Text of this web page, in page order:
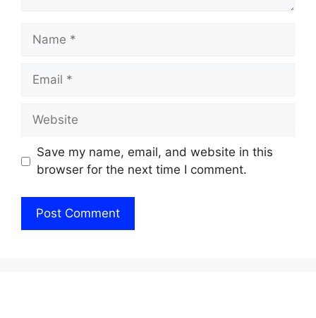
Name
Email
Website
Save my name, email, and website in this
browser for the next time I comment.